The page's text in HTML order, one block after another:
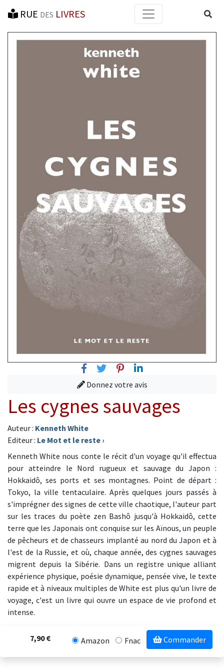
RUE DES LIVRES
FacebookTwitterPinterest
Linkedin
Donnez votre avis
Les cygnes sauvages
Auteur : Kenneth White
Editeur : Le Mot et le reste ›
Kenneth White nous conte le récit d'un voyage qu'il effectua
pour atteindre le Nord rugueux et sauvage du Japon :
Hokkaidô, ses ports et ses montagnes. Point de départ :
Tokyo, la ville tentaculaire. Après quelques jours passés à
s'imprégner des signes de cette ville chaotique, l'auteur part
sur les traces du poète zen Bashô jusqu'à Hokkaidô, cette
terre que les Japonais ont conquise sur les Aïnous, un peuple
de pêcheurs et de chasseurs implanté au nord du Japon et à
l'est de la Russie, et où, chaque année, des cygnes sauvages
migrent depuis la Sibérie. Dans un registre unique alliant
expérience physique, poésie dynamique, pensée vive, le texte
rapide et à niveaux multiples de White est plus qu'un livre de
voyage, c'est un livre qui ouvre un espace de vie profond et
intense.
7,90 € Amazon Fnac Commander